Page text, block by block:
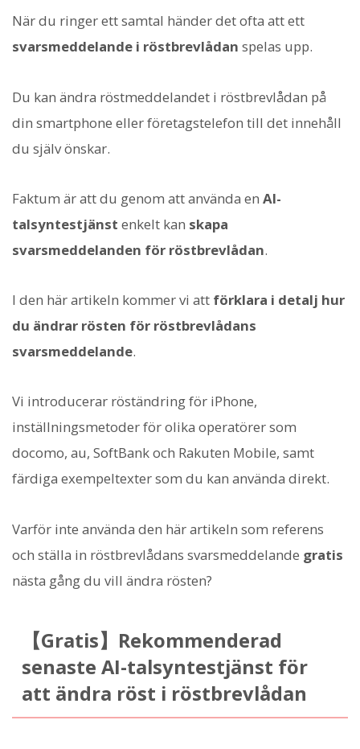
När du ringer ett samtal händer det ofta att ett
svarsmeddelande i röstbrevlådan spelas upp.
Du kan ändra röstmeddelandet i röstbrevlådan på
din smartphone eller företagstelefon till det innehåll
du själv önskar.
Faktum är att du genom att använda en AI-
talsyntestjänst enkelt kan skapa
svarsmeddelanden för röstbrevlådan.
I den här artikeln kommer vi att förklara i detalj hur
du ändrar rösten för röstbrevlådans
svarsmeddelande.
Vi introducerar röständring för iPhone,
inställningsmetoder för olika operatörer som
docomo, au, SoftBank och Rakuten Mobile, samt
färdiga exempeltexter som du kan använda direkt.
Varför inte använda den här artikeln som referens
och ställa in röstbrevlådans svarsmeddelande gratis
nästa gång du vill ändra rösten?
【Gratis】Rekommenderad
senaste AI-talsyntestjänst för
att ändra röst i röstbrevlådan